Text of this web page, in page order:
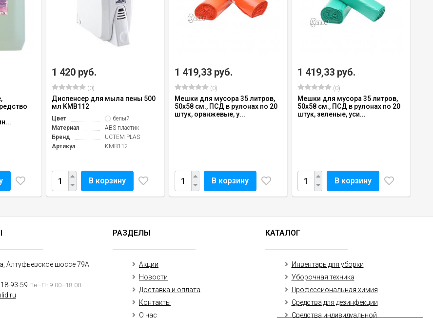
1 420 руб.
(0)
Диспенсер для мыла пены 500
мл KMB112
Цвет
белый
Материал
ABS пластик
Бренд
UCTEM PLAS
Артикул
KMB112
В корзину
1 419,33 руб.
(0)
Мешки для мусора 35 литров,
50х58 см., ПСД в рулонах по 20
штук, оранжевые, у...
В корзину
1 419,33 руб.
(0)
Мешки для мусора 35 литров,
50х58 см., ПСД в рулонах по 20
штук, зеленые, уси...
В корзину
Алтуфьевское шоссе 79А
93-59 Пн—Пт 9:00—18:00
РАЗДЕЛЫ
Акции
Новости
Доставка и оплата
Контакты
О нас
КАТАЛОГ
Инвентарь для уборки
Уборочная техника
Профессиональная химия
Средства для дезинфекции
Средства индивидуальной